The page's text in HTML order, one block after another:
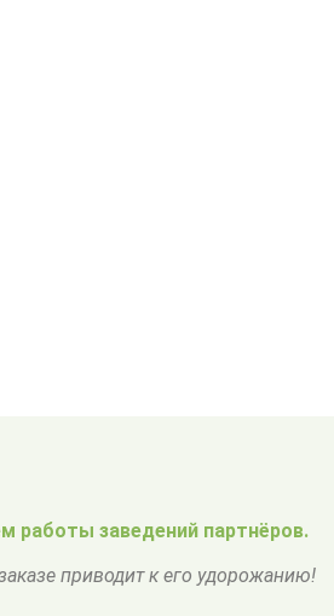
работы заведений партнёров.
приводит к его удорожанию!